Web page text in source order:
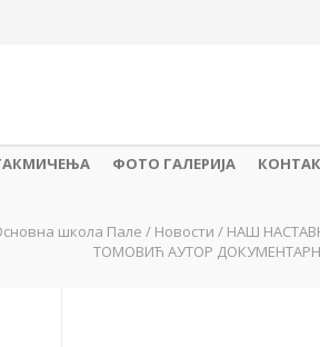
ФОТО ГАЛЕРИЈА
школа Пале / Новости / НАШ
ТОМОВИЋ АУТОР